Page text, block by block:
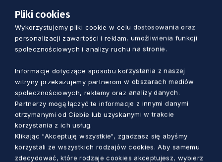
KULTURA
Kino gatunkowe w Gdańsku na Octopus
Film Festival
6 lat temu
Pliki cookies
Wykorzystujemy pliki cookie w celu dostosowania oraz
personalizacji zawartości i reklam, umożliwienia funkcji
społecznościowych i analizy ruchu na stronie.
Informacje dotyczące sposobu korzystania z naszej
witryny przekazujemy partnerom w obszarach mediów
społecznościowych, reklamy oraz analizy danych.
Partnerzy mogą łączyć te informacje z innymi danymi
otrzymanymi od Ciebie lub uzyskanymi w trakcie
korzystania z ich usług.
Klikając “Akceptuję wszystkie“, zgadzasz się abyśmy
korzystali ze wszystkich rodzajów cookies. Aby samemu
zdecydować, które rodzaje cookies akceptujesz, wybierz